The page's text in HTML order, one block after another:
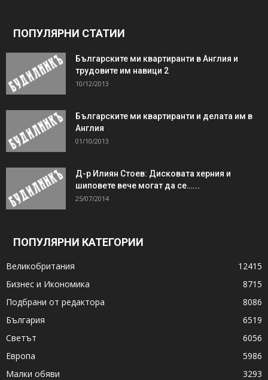
ПОПУЛЯРНИ СТАТИИ
Българските ми квартиранти в Англия и
трудовите им навици 2
10/12/2013
Българските ми квартиранти и делата им в
Англия
01/10/2013
Д-р Илиян Стоев: Дисковата херния и
шиповете вече могат да се…...
25/07/2014
ПОПУЛЯРНИ КАТЕГОРИИ
Великобритания
12415
Бизнес и Икономика
8715
Подбрани от редактора
8086
България
6519
Светът
6056
Европа
5986
Малки обяви
3293